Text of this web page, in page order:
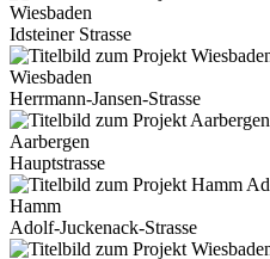
Wiesbaden
Idsteiner Strasse
Wiesbaden
Herrmann-Jansen-Strasse
Aarbergen
Hauptstrasse
Hamm
Adolf-Juckenack-Strasse